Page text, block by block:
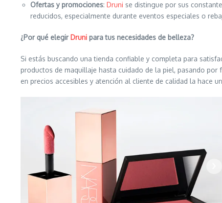
Ofertas y promociones: Druni se distingue por sus
reducidos, especialmente durante eventos especiales o
¿Por qué elegir Druni para tus necesidades de belleza?
Si estás buscando una tienda confiable y completa para
productos de maquillaje hasta cuidado de la piel, pasando
en precios accesibles y atención al cliente de calidad la hace